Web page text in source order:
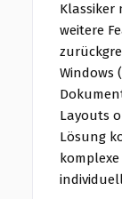
Klassiker
weitere
Windows
Layouts
Lösung